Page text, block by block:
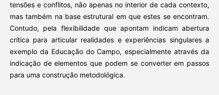
tensões e conflitos, não apenas no interior de cada contexto,
mas também na base estrutural em que estes se encontram.
Contudo, pela flexibilidade que apontam indicam abertura
crítica para articular realidades e experiências singulares a
exemplo da Educação do Campo, especialmente através da
indicação de elementos que podem se converter em passos
para uma construção metodológica.